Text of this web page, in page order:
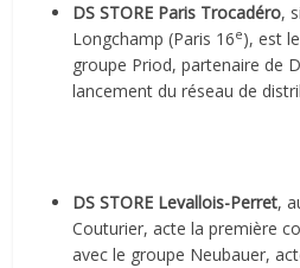
DS STORE Paris Trocadéro,
Longchamp (Paris 16e), est
groupe Priod, partenaire de
lancement du réseau de
DS STORE Levallois-Perret,
Couturier, acte la première
avec le groupe Neubauer,